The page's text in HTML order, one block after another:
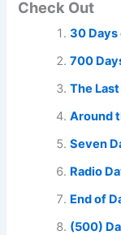
Check Out
30 Days
700
The
Around
Seven
Radio
End of
(500)